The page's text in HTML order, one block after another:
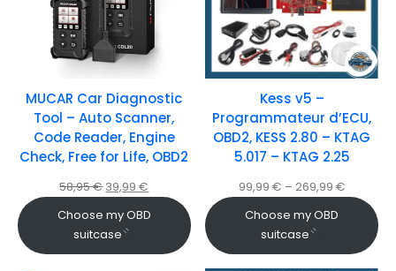
MUCAR Car Diagnostic
Tool – Auto Scanner,
Code Reader, Engine
Check, Free for Life, OBD2
58,95€39,99€
Choose my OBD
suitcase
Kess v5 –
Programmateur d’ECU,
OBD2, KESS 2.80 – KTAG
5.017 – KTAG 2.25
99,99 € – 269,99 €
Choose my OBD
suitcase